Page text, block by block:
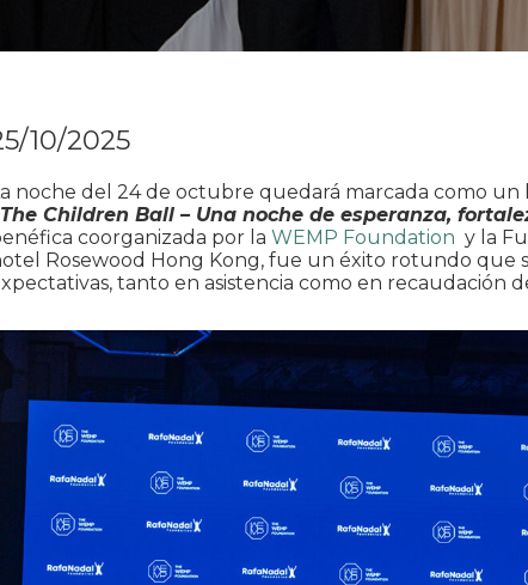
10/2025
noche del 24 de octubre quedará marcada como
Children Ball – Una noche de esperanza,
coorganizada por la WEMP Foundation y la
Rosewood Hong Kong, fue un éxito rotundo que
tanto en asistencia como en recaudación